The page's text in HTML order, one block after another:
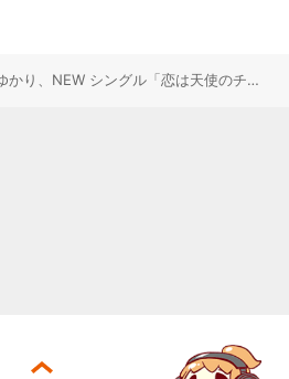
田村ゆかり、NEW シングル「恋は天使のチャイムから」のジャケット写真公開！